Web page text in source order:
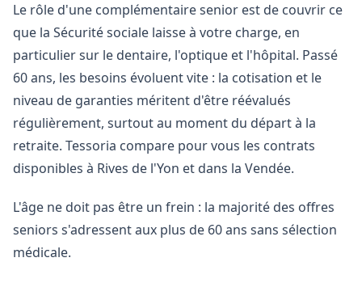
Le rôle d'une complémentaire senior est de couvrir ce
que la Sécurité sociale laisse à votre charge, en
particulier sur le dentaire, l'optique et l'hôpital. Passé
60 ans, les besoins évoluent vite : la cotisation et le
niveau de garanties méritent d'être réévalués
régulièrement, surtout au moment du départ à la
retraite. Tessoria compare pour vous les contrats
disponibles à Rives de l'Yon et dans la Vendée.
L'âge ne doit pas être un frein : la majorité des offres
seniors s'adressent aux plus de 60 ans sans sélection
médicale.